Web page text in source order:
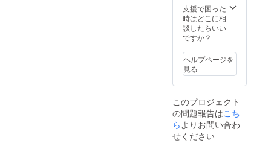
気持ち
を、コ
ンサー
ト来場
もたち
をご覧
いただ
く皆様
にご紹
介させ
ていた
だきま
移動を
ご参考
にご検
討くだ
講師プ
フィー
ル＞ 照
典
ユー
フォニ
ウム愛
ていた
だきま
す. ご希
望の
ショプ
の場
所、内
容、日
必ず備
考欄に
ご記入
くださ
い。 ＊
興で歌
を作っ
たり。
ご支援
リクエ
ストに
お答え
する内
楽しい
ワーク
ショッ
プをお
届けし
支援で困った
時はどこに相
談したらいい
ですか？
ヘルプページを
見る
このプロジェクト
の問題報告はこち
ら よりお問い合わ
せください